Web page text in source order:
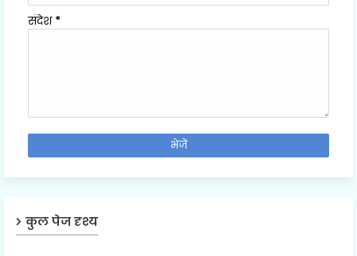
संदेश *
कुल पेज दृश्य